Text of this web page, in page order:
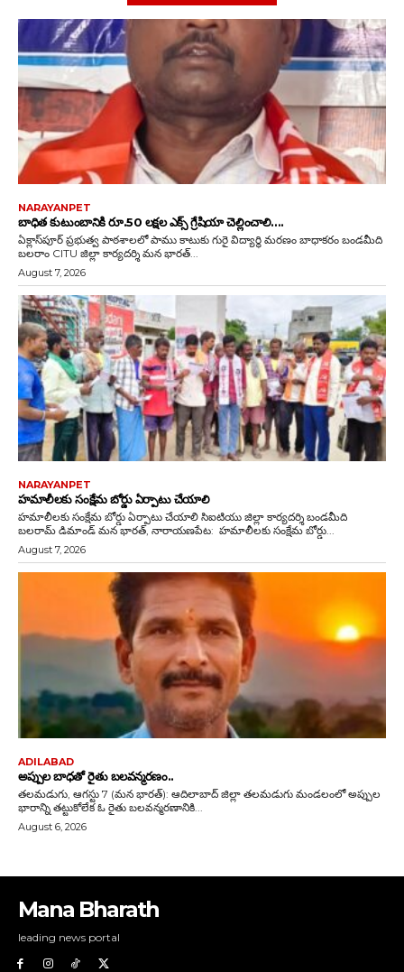
Mana Bharath
leading news portal